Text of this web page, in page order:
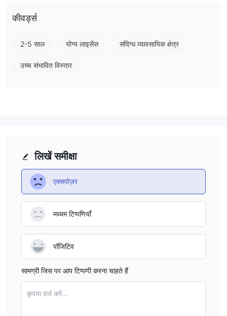
जाती है।
व्यापारियों को ANALYC की आधिकारिक वेबसाइट तक पहुंच नहीं हो सकती है, जो
निष्कर्ष
ANALYC के साथ व्यापार करने से संपत्ति के क्षति का खतरा हो सकता है क्योंकि यह
अनियंत्रित स्थिति, पहुंच योग्य कार्यालय वेबसाइट और अपूर्ण जानकारी के कारण।
कीवर्ड्स
2-5 साल योग्य लाइसेंस संदिग्ध व्यावसायिक क्षेत्र
उच्च संभावित विस्तार
लिखें समीक्षा
एक्सपोज़र
मध्यम टिप्पणियाँ
पॉजिटिव
सामग्री जिस पर आप टिप्पणी करना चाहते हैं
कृपया दर्ज करें...